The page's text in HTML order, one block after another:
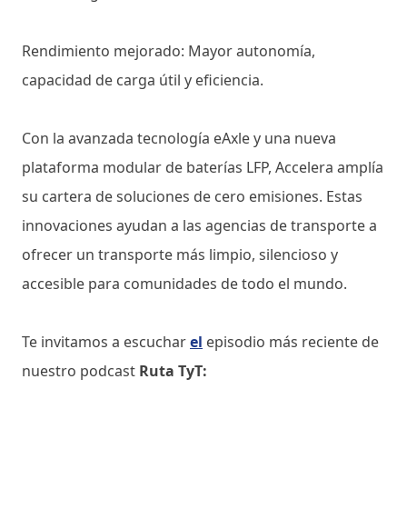
Rendimiento mejorado: Mayor autonomía,
capacidad de carga útil y eficiencia.
Con la avanzada tecnología eAxle y una nueva
plataforma modular de baterías LFP, Accelera amplía
su cartera de soluciones de cero emisiones. Estas
innovaciones ayudan a las agencias de transporte a
ofrecer un transporte más limpio, silencioso y
accesible para comunidades de todo el mundo.
Te invitamos a escucharel episodio más reciente de
nuestro podcast Ruta TyT: